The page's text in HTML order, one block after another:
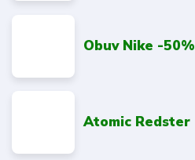
Obuv Nike -50%
Atomic Redster